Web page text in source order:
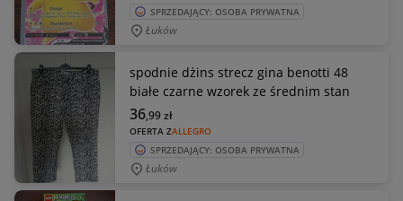
SPRZEDAJĄCY: OSOBA PRYWATNA
Łuków
spodnie dżins strecz gina benotti 48
białe czarne wzorek ze średnim stan
OFERTA ZALLEGRO
36,99zł
SPRZEDAJĄCY: OSOBA PRYWATNA
Łuków